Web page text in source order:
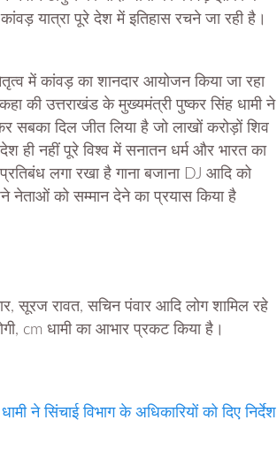
यात्रा पूरे देश में इतिहास रचने जा रही है।
में कांवड़ का शानदार आयोजन किया जा रहा
की उत्तराखंड के मुख्यमंत्री पुष्कर सिंह धामी ने
सबका दिल जीत लिया है जो लाखों करोड़ों शिव
नहीं पूरे विश्व में सनातन धर्म और भारत का
लगा रखा है गाना बजाना DJ आदि को
नेताओं को सम्मान देने का प्रयास किया है
सूरज रावत, सचिन पंवार आदि लोग शामिल रहे
cm धामी का आभार प्रकट किया है।
ने सिंचाई विभाग के अधिकारियों को दिए निर्देश